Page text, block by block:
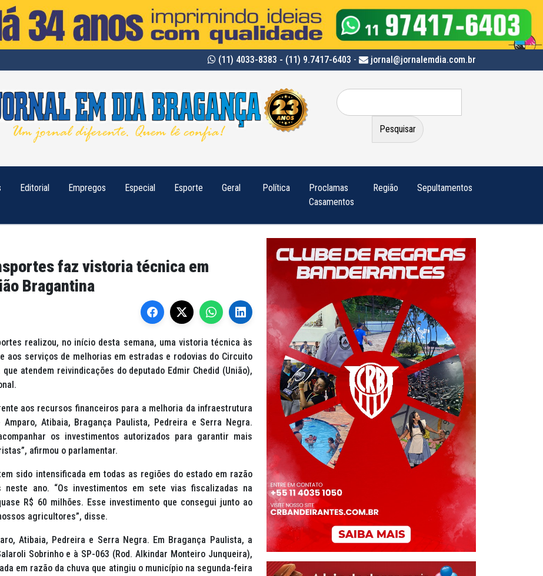
(11) 4033-8383 - (11) 9.7417-6403 - jornal@jornalemdia.com.br
Pesquisar
por:
Editorial Empregos Especial Esporte Geral Política
Proclamas
Casamentos
Região Sepultamentos
faz vistoria técnica em
Bragantina
realizou, no início desta semana, uma vistoria técnica às
aos serviços de melhorias em estradas e rodovias do Circuito
atendem reivindicações do deputado Edmir Chedid (União),
aos recursos financeiros para a melhoria da infraestrutura
Atibaia, Bragança Paulista, Pedreira e Serra Negra.
os investimentos autorizados para garantir mais
afirmou o parlamentar.
sido intensificada em todas as regiões do estado em razão
ano. “Os investimentos em sete vias fiscalizadas na
R$ 60 milhões. Esse investimento que consegui junto ao
agricultores”, disse.
Atibaia, Pedreira e Serra Negra. Em Bragança Paulista, a
Sobrinho e à SP-063 (Rod. Alkindar Monteiro Junqueira),
em razão da chuva que atingiu o município na segunda-feira